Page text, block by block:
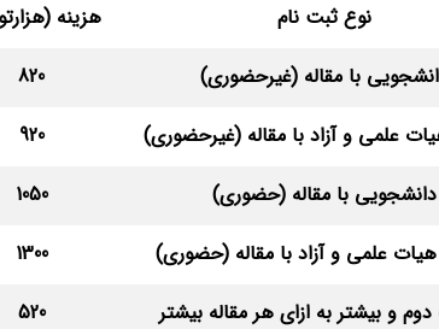
نوع ثبت نام
هزینه
با مقاله (غیرحضوری)
820
علمی و آزاد با مقاله (غیرحضوری)
920
دانشجویی با مقاله (حضوری)
1050
علمی و آزاد با مقاله (حضوری)
1300
دوم و بیشتر به ازای هر مقاله بیشتر
520